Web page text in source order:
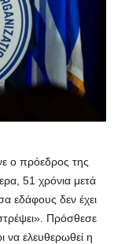
ο πρόεδρος της
51 χρόνια μετά
εδάφους δεν έχει
Πρόσθεσε
να ελευθερωθεί η